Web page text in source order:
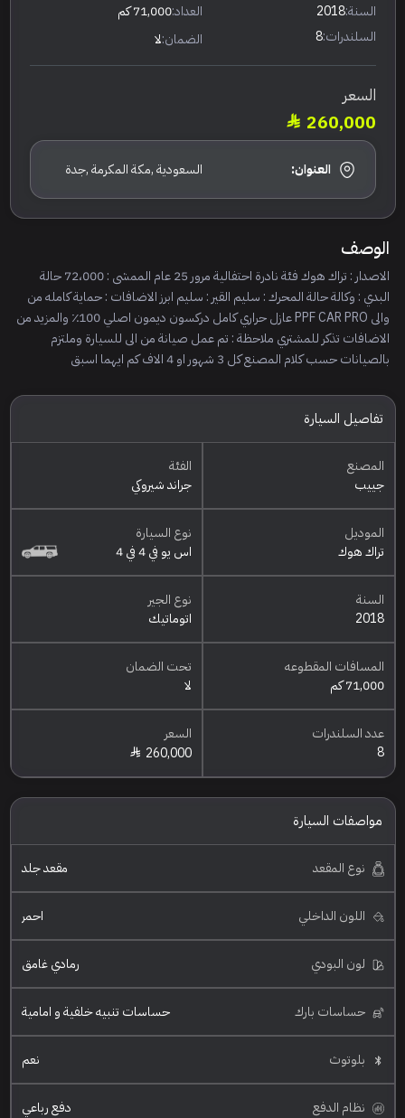
السنة:2018 العداد:71,000 كم
السلندرات:8 الضمان:لا
السعر
260,000
العنوان: السعودية ,مكة المكرمة ,جدة
الوصف
الاصدار : تراك هوك فئة نادرة احتفالية مرور 25 عام الممشى : 72،000 حالة
البدي : وكالة حالة المحرك : سليم القير : سليم ابرز الاضافات : حماية كامله من
والى PPF CAR PRO عازل حراري كامل دركسون ديمون اصلي 100٪؜ والمزيد من
الاضافات تذكر للمشتري ملاحظة : تم عمل صيانة من الى للسيارة وملتزم
بالصيانات حسب كلام المصنع كل 3 شهور او 4 الاف كم ايهما اسبق
تفاصيل السيارة
المصنع
جييب
الفئة
جراند شيروكي
الموديل
تراك هوك
نوع السيارة
اس يو في 4 في 4
السنة
2018
نوع الجير
اتوماتيك
المسافات المقطوعه
71,000 كم
تحت الضمان
لا
عدد السلندرات
8
السعر
260,000
مواصفات السيارة
نوع المقعد مقعد جلد
اللون الداخلي احمر
لون البودي رمادي غامق
حساسات بارك حساسات تنبيه خلفية و امامية
بلوتوث نعم
نظام الدفع دفع رباعي